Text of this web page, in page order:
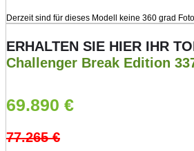
Derzeit sind für dieses Modell keine 360 grad
ERHALTEN SIE HIER IHR
Challenger Break Edition
69.890 €
77.265€